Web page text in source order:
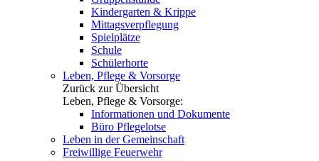
Kindergarten & Krippe
Mittagsverpflegung
Spielplätze
Schule
Schülerhorte
Leben, Pflege & Vorsorge
Zurück zur Übersicht
Leben, Pflege & Vorsorge:
Informationen und Dokumente
Büro Pflegelotse
Leben in der Gemeinschaft
Freiwillige Feuerwehr